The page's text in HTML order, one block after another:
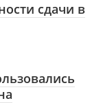
сдачи в